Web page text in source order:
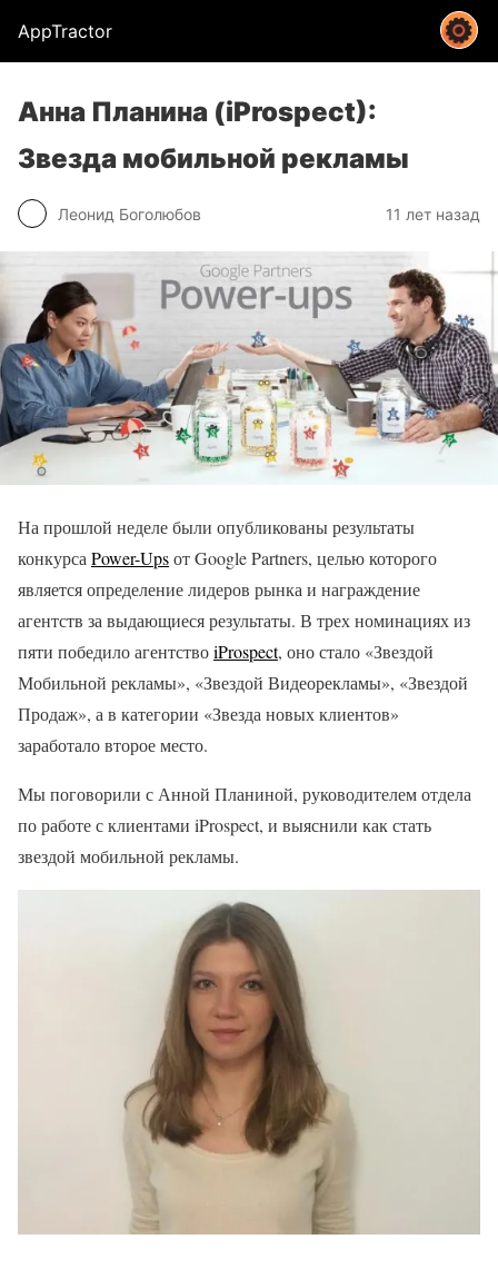
AppTractor
Анна Планина (iProspect):
Звезда мобильной рекламы
Леонид Боголюбов 11 лет назад
На прошлой неделе были опубликованы результаты
конкурса Power-Upsот Google Partners, целью которого
является определение лидеров рынка и награждение
агентств за выдающиеся результаты. В трех номинациях из
пяти победило агентствоiProspect, оно стало «Звездой
Мобильной рекламы», «Звездой Видеорекламы», «Звездой
Продаж», а в категории «Звезда новых клиентов»
заработало второе место.
Мы поговорили с Анной Планиной, руководителем отдела
по работе с клиентами iProspect, и выяснили как стать
звездой мобильной рекламы.